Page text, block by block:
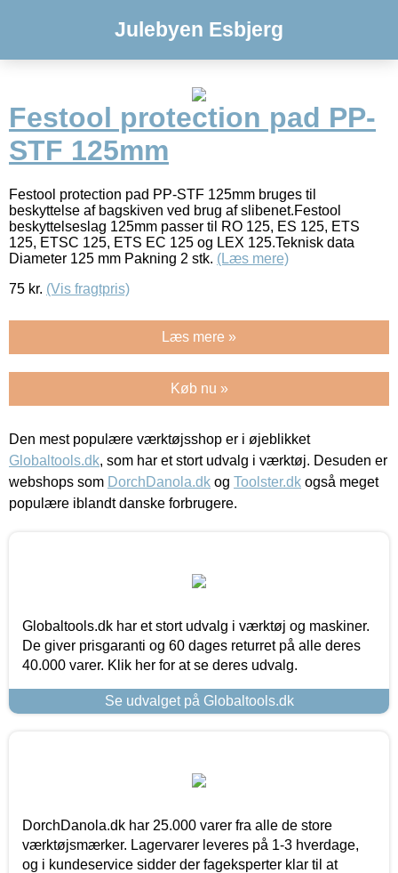
Julebyen Esbjerg
Festool protection pad PP-
STF 125mm
Festool protection pad PP-STF 125mm bruges til
beskyttelse af bagskiven ved brug af slibenet.Festool
beskyttelseslag 125mm passer til RO 125, ES 125, ETS
125, ETSC 125, ETS EC 125 og LEX 125.Teknisk data
Diameter 125 mm Pakning 2 stk. (Læs mere)
75 kr. (Vis fragtpris)
Læs mere »
Køb nu »
Den mest populære værktøjsshop er i øjeblikket
Globaltools.dk, som har et stort udvalg i værktøj. Desuden er
webshops som DorchDanola.dk og Toolster.dk også meget
populære iblandt danske forbrugere.
Globaltools.dk har et stort udvalg i værktøj og maskiner.
De giver prisgaranti og 60 dages returret på alle deres
40.000 varer. Klik her for at se deres udvalg.
Se udvalget på Globaltools.dk
DorchDanola.dk har 25.000 varer fra alle de store
værktøjsmærker. Lagervarer leveres på 1-3 hverdage,
og i kundeservice sidder der fageksperter klar til at